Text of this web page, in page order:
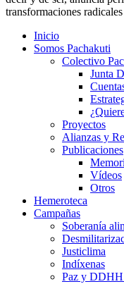
transformaciones radicales
Inicio
Somos Pachakuti
Colectivo
Junta
Proyectos
Alianzas y
Publicaciones
Vídeos
Otros
Hemeroteca
Campañas
Soberanía
Justiclima
Indíxenas
Paz y DDHH